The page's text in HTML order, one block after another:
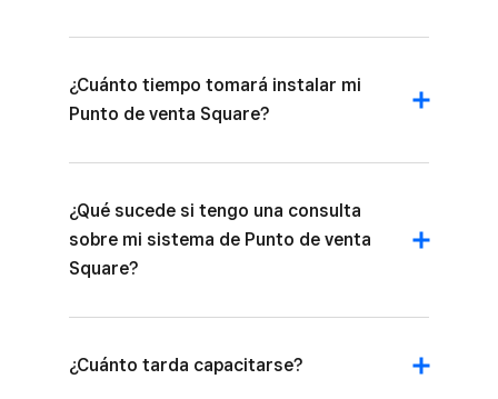
¿Cuánto tiempo tomará instalar mi
Punto de venta Square?
¿Qué sucede si tengo una consulta
sobre mi sistema de Punto de venta
Square?
¿Cuánto tarda capacitarse?